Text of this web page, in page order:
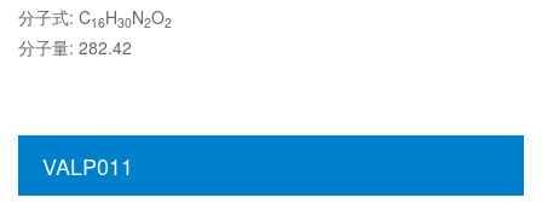
分子式: C16H30N2O2
分子量: 282.42
VALP011